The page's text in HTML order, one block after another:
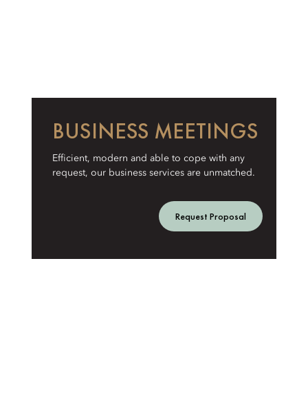
BUSINESS MEETINGS
Efficient, modern and able to cope with any
request, our business services are unmatched.
Request Proposal